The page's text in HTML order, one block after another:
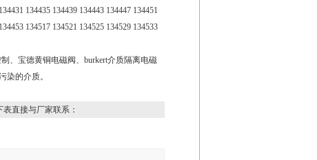
134435 134439 134443 134447 134451
134517 134521 134525 134529 134533
、宝德黄铜电磁阀、burkert介质隔离电磁
染的介质。
直接与厂家联系：